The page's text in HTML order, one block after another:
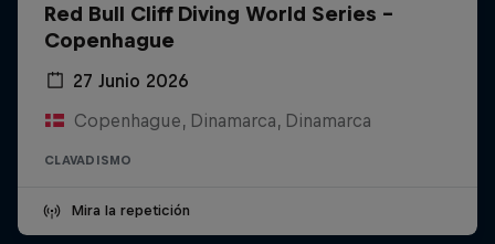
Red Bull Cliff Diving World Series -
Copenhague
27 Junio 2026
Copenhague, Dinamarca, Dinamarca
CLAVADISMO
Mira la repetición